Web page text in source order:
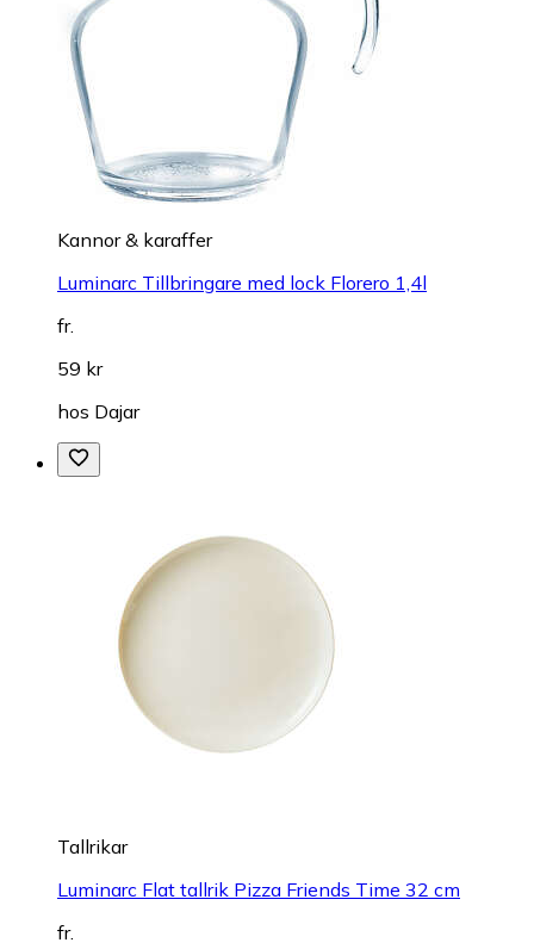
Kannor & karaffer
Luminarc Tillbringare med lock Florero 1,4l
fr.
59 kr
hos Dajar
Tallrikar
Luminarc Flat tallrik Pizza Friends Time 32 cm
fr.